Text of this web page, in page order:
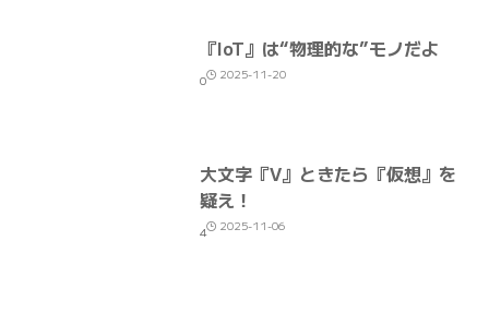
『IoT』は“物理的な”モノだよ
0 2025-11-20
大文字『V』ときたら『仮想』を
疑え！
4 2025-11-06